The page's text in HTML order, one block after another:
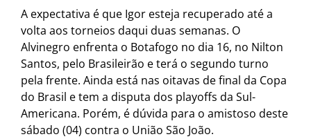
A expectativa é que Igor esteja recuperado até a
volta aos torneios daqui duas semanas. O
Alvinegro enfrenta o Botafogo no dia 16, no Nilton
Santos, pelo Brasileirão e terá o segundo turno
pela frente. Ainda está nas oitavas de final da Copa
do Brasil e tem a disputa dos playoffs da Sul-
Americana. Porém, é dúvida para o amistoso deste
sábado (04) contra o União São João.